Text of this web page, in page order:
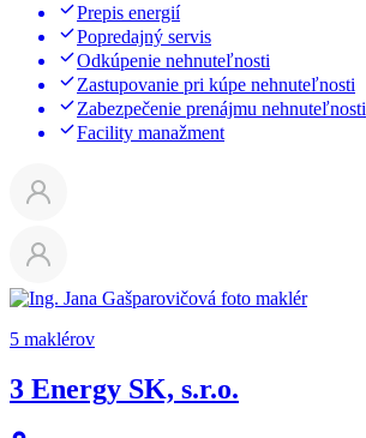
Prepis energií
Popredajný servis
Odkúpenie nehnuteľnosti
Zastupovanie pri kúpe nehnuteľnosti
Zabezpečenie prenájmu nehnuteľnosti
Facility manažment
5 maklérov
3 Energy SK, s.r.o.